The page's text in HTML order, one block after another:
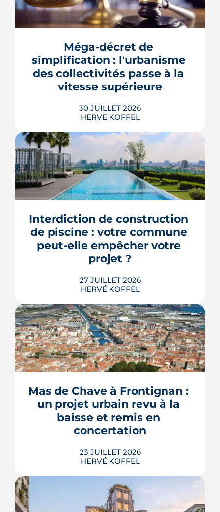
Se loger à Montpellier pour la rentrée
2026 tient de la course de vitesse, sur
un marché où le studio part en
étudiants internationaux, une réforme
des aides au logement entrée en
vigueur le 1er juillet vient alourdir la
note.
LIRE L'ARTICLE
Méga-décret de
simplification : l'urbanisme
des collectivités passe à la
vitesse supérieure
30 JUILLET 2026
HERVÉ KOFFEL
Trente mesures, huit codes, un mot
d'ordre : faire agir les maires plus vite.
Le deuxième méga-décret de
photovoltaïque et l'habitat, mais
plusieurs de ses raccourcis inquiètent
déjà le juge consultatif des normes.
LIRE L'ARTICLE
Interdiction de construction
de piscine : votre commune
peut-elle empêcher votre
projet ?
27 JUILLET 2026
HERVÉ KOFFEL
Construire une piscine sur son propre
terrain n'a rien d'un droit acquis. Entre
les règles du PLU et les arrêtés
sécheresse, plusieurs mécanismes
peuvent bloquer le bassin, ou son
remplissage.
LIRE L'ARTICLE
Mas de Chave à Frontignan :
un projet urbain revu à la
baisse et remis en
concertation
23 JUILLET 2026
HERVÉ KOFFEL